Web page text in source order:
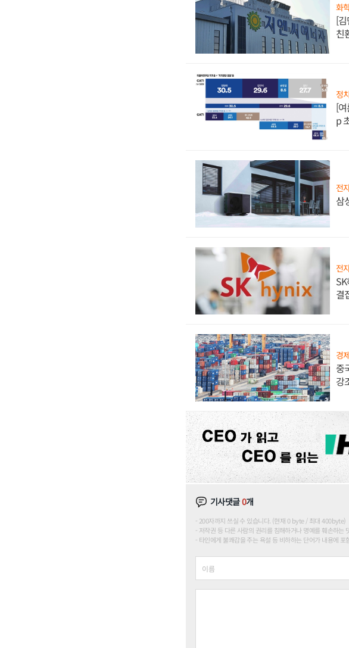
화
[
친
정치
[
p
전
삼
전
결
경
중
강
기사댓글0개
200자까지 쓰실 수 있습니다. (현재 0 byte / 최대 400byte)
저작권 등 다른 사람의 권리를 침해하거나 명예를 훼손하는
타인에게 불쾌감을 주는 욕설 등 비하하는 단어가 내용에